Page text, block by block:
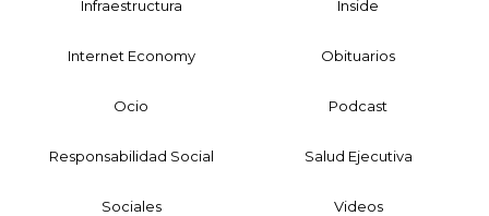
Infraestructura Inside
Internet Economy Obituarios
Ocio Podcast
Responsabilidad Social Salud Ejecutiva
Sociales Videos